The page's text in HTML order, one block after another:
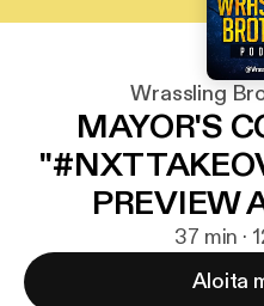
Wrassling
MAYOR'S
PREVIEW
37 min ·
Aloita